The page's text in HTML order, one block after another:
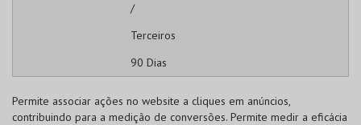
/
Terceiros
90 Dias
Permite associar ações no website a cliques em anúncios,
contribuindo para a medição de conversões. Permite medir a eficácia